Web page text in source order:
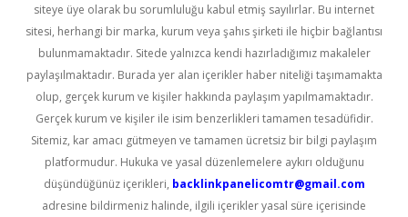
siteye üye olarak bu sorumluluğu kabul etmiş sayılırlar. Bu internet
sitesi, herhangi bir marka, kurum veya şahıs şirketi ile hiçbir bağlantısı
bulunmamaktadır. Sitede yalnızca kendi hazırladığımız makaleler
paylaşılmaktadır. Burada yer alan içerikler haber niteliği taşımamakta
olup, gerçek kurum ve kişiler hakkında paylaşım yapılmamaktadır.
Gerçek kurum ve kişiler ile isim benzerlikleri tamamen tesadüfidir.
Sitemiz, kar amacı gütmeyen ve tamamen ücretsiz bir bilgi paylaşım
platformudur. Hukuka ve yasal düzenlemelere aykırı olduğunu
düşündüğünüz içerikleri, backlinkpanelicomtr@gmail.com
adresine bildirmeniz halinde, ilgili içerikler yasal süre içerisinde